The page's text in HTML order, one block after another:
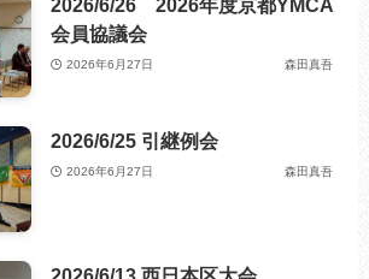
2026/6/26 2026年度京都YMCA
会員協議会
2026年6月27日 森田真吾
2026/6/25 引継例会
2026年6月27日 森田真吾